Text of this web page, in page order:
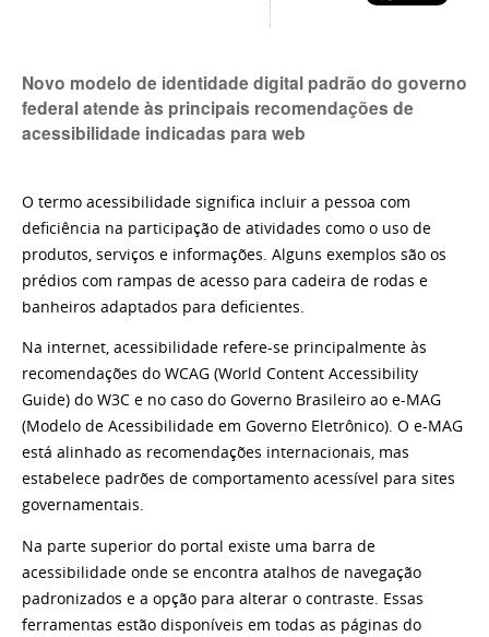
Novo modelo de identidade digital padrão do governo
federal atende às principais recomendações de
acessibilidade indicadas para web
O termo acessibilidade significa incluir a pessoa com
deficiência na participação de atividades como o uso de
produtos, serviços e informações. Alguns exemplos são os
prédios com rampas de acesso para cadeira de rodas e
banheiros adaptados para deficientes.
Na internet, acessibilidade refere-se principalmente às
recomendações do WCAG (World Content Accessibility
Guide) do W3C e no caso do Governo Brasileiro ao e-MAG
(Modelo de Acessibilidade em Governo Eletrônico). O e-MAG
está alinhado as recomendações internacionais, mas
estabelece padrões de comportamento acessível para sites
governamentais.
Na parte superior do portal existe uma barra de
acessibilidade onde se encontra atalhos de navegação
padronizados e a opção para alterar o contraste. Essas
ferramentas estão disponíveis em todas as páginas do